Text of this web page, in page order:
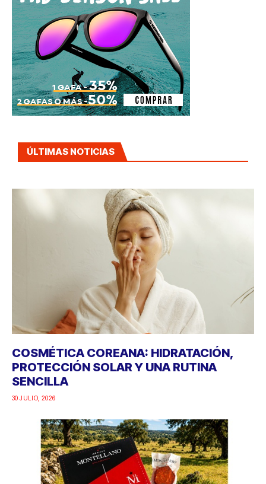
ÚLTIMAS NOTICIAS
COSMÉTICA COREANA: HIDRATACIÓN,
PROTECCIÓN SOLAR Y UNA RUTINA
SENCILLA
30 JULIO, 2026